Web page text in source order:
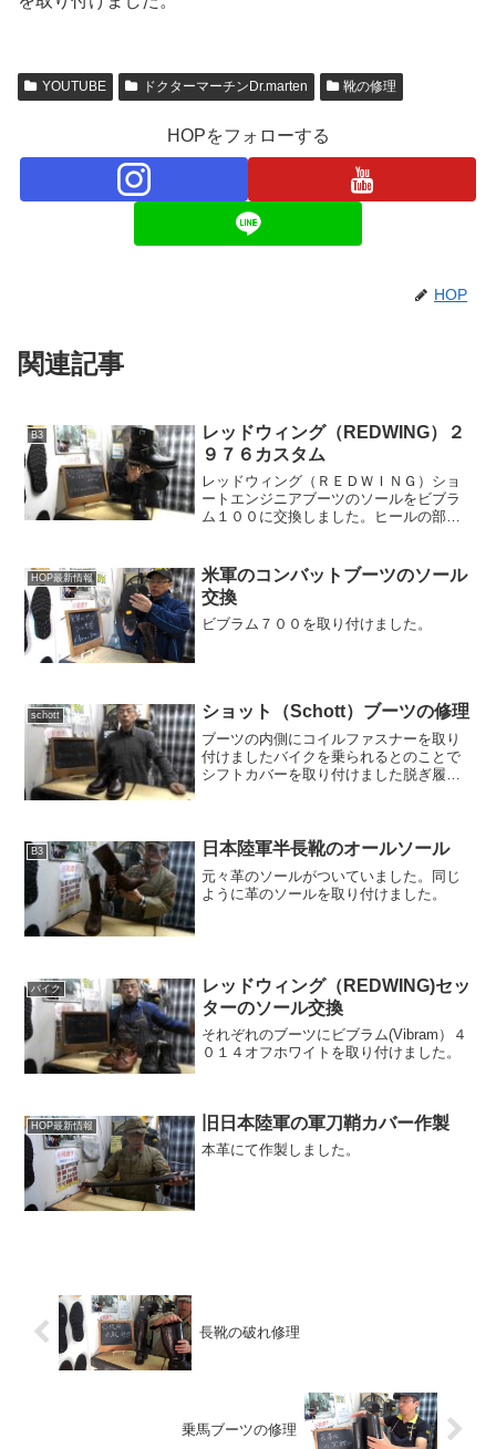
YOUTUBE ドクターマーチンDr.marten 靴の修理
HOPをフォローする
HOP
関連記事
B3
レッドウィング（REDWING）２
９７６カスタム
レッドウィング（ＲＥＤＷＩＮＧ）ショ
ートエンジニアブーツのソールをビブラ
ム１００に交換しました。ヒールの部分
HOP最新情報
米軍のコンバットブーツのソール
交換
ビブラム７００を取り付けました。
schott ショット（Schott）ブーツの修理
ブーツの内側にコイルファスナーを取り
付けましたバイクを乗られるとのことで
シフトカバーを取り付けました脱ぎ履き
B3 日本陸軍半長靴のオールソール
元々革のソールがついていました。同じ
ように革のソールを取り付けました。
バイク
レッドウィング（REDWING)セッ
ターのソール交換
それぞれのブーツにビブラム(Vibram）４
０１４オフホワイトを取り付けました。
HOP最新情報 旧日本陸軍の軍刀鞘カバー作製
本革にて作製しました。
長靴の破れ修理
乗馬ブーツの修理